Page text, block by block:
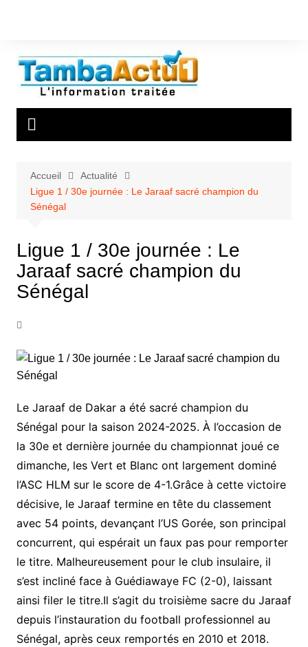
Accueil
Actualité
Ligue 1 / 30e journée : Le Jaraaf sacré champion du
Sénégal
Ligue 1 / 30e journée : Le
Jaraaf sacré champion du
Sénégal
Le Jaraaf de Dakar a été sacré champion du
Sénégal pour la saison 2024-2025. À l’occasion de
la 30e et dernière journée du championnat joué ce
dimanche, les Vert et Blanc ont largement dominé
l’ASC HLM sur le score de 4-1.Grâce à cette victoire
décisive, le Jaraaf termine en tête du classement
avec 54 points, devançant l’US Gorée, son principal
concurrent, qui espérait un faux pas pour remporter
le titre. Malheureusement pour le club insulaire, il
s’est incliné face à Guédiawaye FC (2-0), laissant
ainsi filer le titre.Il s’agit du troisième sacre du Jaraaf
depuis l’instauration du football professionnel au
Sénégal, après ceux remportés en 2010 et 2018.